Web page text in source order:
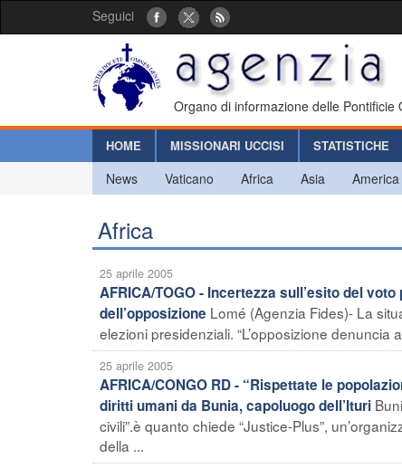
Seguici
Organo di informazione delle Pontificie
HOME MISSIONARI UCCISI STATISTICHE
News Vaticano Africa Asia America
Africa
25 aprile 2005
AFRICA/TOGO - Incertezza sull’esito del
dell’opposizione Lomé (Agenzia Fides)- La
elezioni presidenziali. “L’opposizione
25 aprile 2005
AFRICA/CONGO RD - “Rispettate le
diritti umani da Bunia, capoluogo dell’Ituri
civili”.è quanto chiede “Justice-Plus”,
della ...